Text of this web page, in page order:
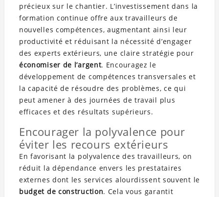
précieux sur le chantier. L’investissement dans la
formation continue offre aux travailleurs de
nouvelles compétences, augmentant ainsi leur
productivité et réduisant la nécessité d’engager
des experts extérieurs, une claire stratégie pour
économiser de l’argent. Encouragez le
développement de compétences transversales et
la capacité de résoudre des problèmes, ce qui
peut amener à des journées de travail plus
efficaces et des résultats supérieurs.
Encourager la polyvalence pour
éviter les recours extérieurs
En favorisant la polyvalence des travailleurs, on
réduit la dépendance envers les prestataires
externes dont les services alourdissent souvent le
budget de construction. Cela vous garantit